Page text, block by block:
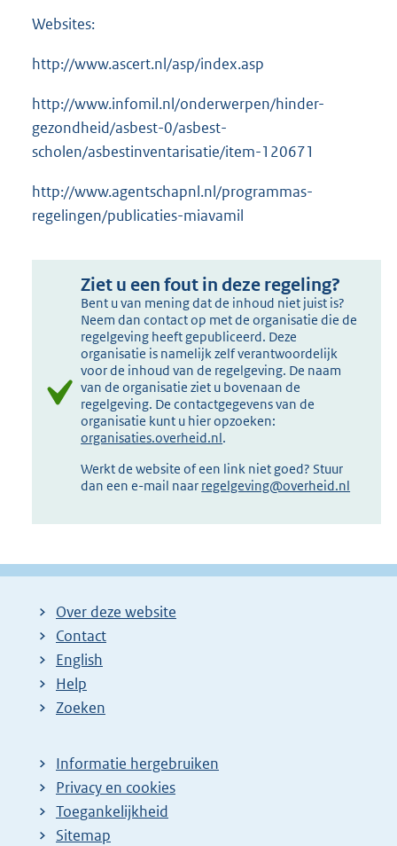
Websites:
http://www.ascert.nl/asp/index.asp
http://www.infomil.nl/onderwerpen/hinder-
gezondheid/asbest-0/asbest-
scholen/asbestinventarisatie/item-120671
http://www.agentschapnl.nl/programmas-
regelingen/publicaties-miavamil
Ziet u een fout in deze regeling?
Bent u van mening dat de inhoud niet juist is?
Neem dan contact op met de organisatie die de
regelgeving heeft gepubliceerd. Deze
organisatie is namelijk zelf verantwoordelijk
voor de inhoud van de regelgeving. De naam
van de organisatie ziet u bovenaan de
regelgeving. De contactgegevens van de
organisatie kunt u hier opzoeken:
organisaties.overheid.nl.
Werkt de website of een link niet goed? Stuur
dan een e-mail naar regelgeving@overheid.nl
Over deze website
Contact
English
Help
Zoeken
Informatie hergebruiken
Privacy en cookies
Toegankelijkheid
Sitemap